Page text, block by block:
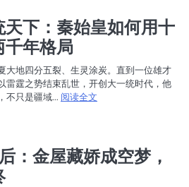
下：秦始皇如何用十
年格局
大地四分五裂、生灵涂炭。直到一位雄才
雷霆之势结束乱世，开创大一统时代，他
不只是疆域... 阅读全文
：金屋藏娇成空梦，